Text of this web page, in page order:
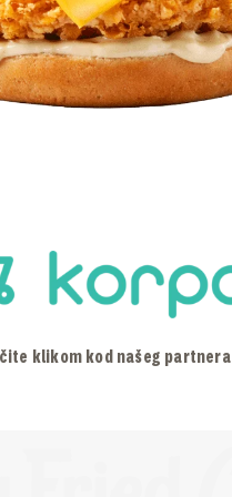
klikom kod našeg partnera